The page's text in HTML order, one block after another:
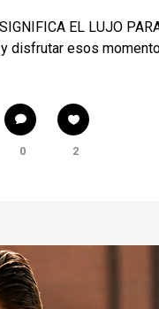
SIGNIFICA EL LUJO
disfrutar esos
0 2